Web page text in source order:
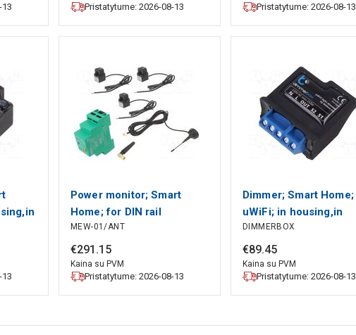
Pristatytume: 2026-08-13 Pristatytume: 2026-08-13
Power monitor; Smart
Home; for DIN rail
mounting; IP20; SUPLA
ZAMEL
MEW-01/ANT
€291 .15
Kaina su PVM
Pristatytume: 2026-08-13
Dimmer; Smart Home;
uWiFi; in housing,in
mounting box; 230VAC
BLEBOX
DIMMERBOX
€89.45
Kaina su PVM
Pristatytume: 2026-08-13